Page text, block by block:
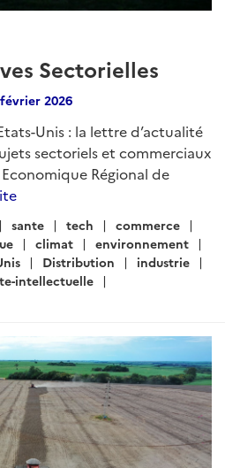
Sectorielles
Unis : la lettre d’actualité
sectoriels et commerciaux
Régional de
sante tech
commerce
climat
environnement
Distribution